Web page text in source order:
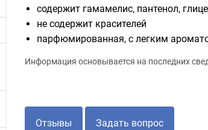
содержит гамамелис, пантенол,
не содержит красителей
парфюмированная, с легким
Информация основывается на последних
Отзывы Задать вопрос